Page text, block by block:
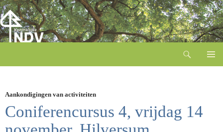
inhoud
Aankondigingen van activiteiten
Coniferencursus 4, vrijdag 14